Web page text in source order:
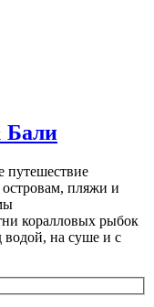
Бали
путешествие
пляжи и
коралловых рыбок
на суше и с